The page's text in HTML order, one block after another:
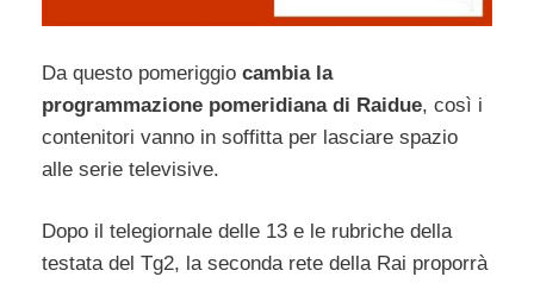
Da questo pomeriggio cambia la
programmazione pomeridiana di Raidue, così i
contenitori vanno in soffitta per lasciare spazio
alle serie televisive.
Dopo il telegiornale delle 13 e le rubriche della
testata del Tg2, la seconda rete della Rai proporrà